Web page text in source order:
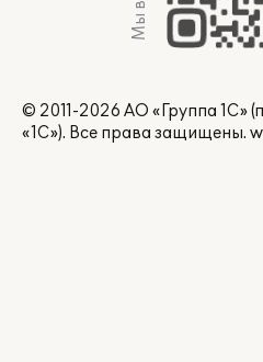
© 2011-2026 АО «Группа 1С»
«1С»). Все права защищены.